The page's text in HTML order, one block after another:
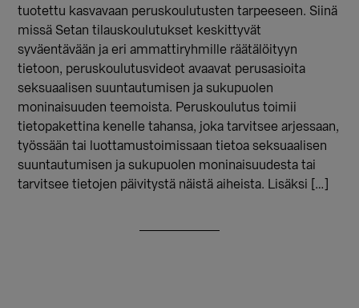
tuotettu kasvavaan peruskoulutusten tarpeeseen. Siinä
missä Setan tilauskoulutukset keskittyvät
syväentävään ja eri ammattiryhmille räätälöityyn
tietoon, peruskoulutusvideot avaavat perusasioita
seksuaalisen suuntautumisen ja sukupuolen
moninaisuuden teemoista. Peruskoulutus toimii
tietopakettina kenelle tahansa, joka tarvitsee arjessaan,
työssään tai luottamustoimissaan tietoa seksuaalisen
suuntautumisen ja sukupuolen moninaisuudesta tai
tarvitsee tietojen päivitystä näistä aiheista. Lisäksi […]